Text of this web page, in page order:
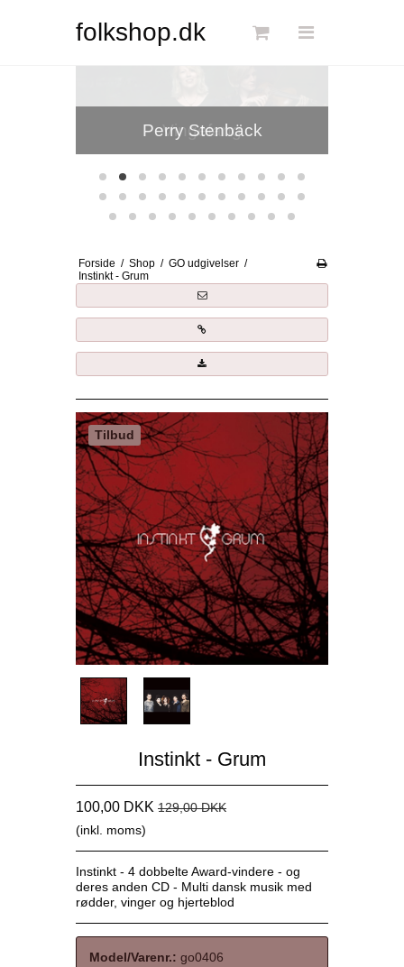
folkshop.dk
DKK
Dansk
Perry Stenbäck
Forside / Shop / GO udgivelser /
Instinkt - Grum
Tilbud
Instinkt - Grum
100,00 DKK 129,00 DKK
(inkl. moms)
Instinkt - 4 dobbelte Award-vindere - og
deres anden CD - Multi dansk musik med
rødder, vinger og hjerteblod
Model/Varenr.: go0406